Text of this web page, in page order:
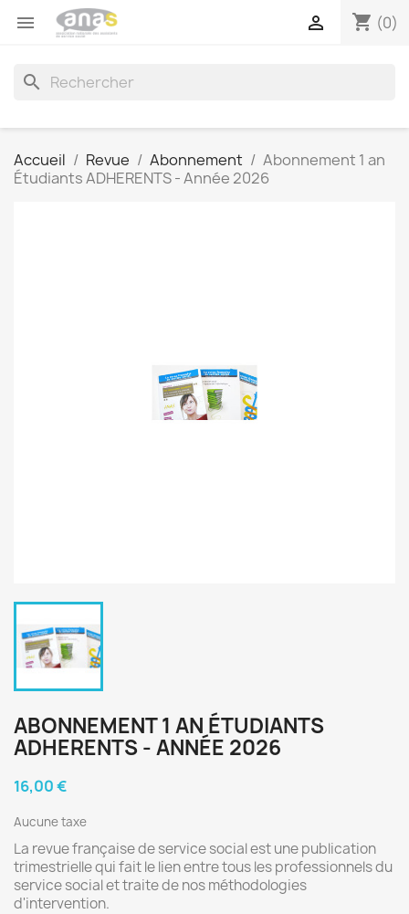
 shopping_cart (0)

search
Accueil Revue Abonnement
Abonnement 1 an
Étudiants ADHERENTS - Année 2026
ABONNEMENT 1 AN ÉTUDIANTS
ADHERENTS - ANNÉE 2026
16,00 €
Aucune taxe
La revue française de service social est une publication
trimestrielle qui fait le lien entre tous les professionnels du
service social et traite de nos méthodologies
d'intervention.